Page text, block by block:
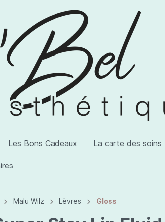
Les Bons Cadeaux La carte des soins
alimentaires
Malu Wilz Lèvres Gloss